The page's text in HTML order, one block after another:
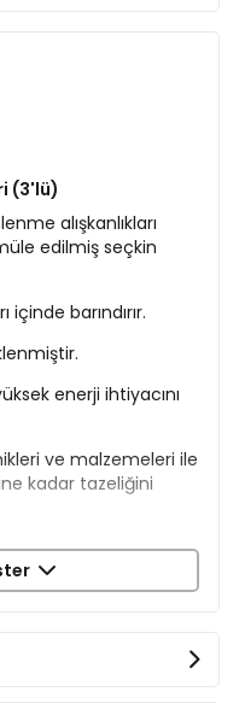
(3'lü)
alışkanlıkları
edilmiş seçkin
barındırır.
enerji ihtiyacını
ve malzemeleri ile
kadar tazeliğini